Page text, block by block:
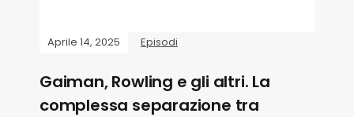
Aprile 14, 2025 Episodi
Gaiman, Rowling e gli altri. La
complessa separazione tra